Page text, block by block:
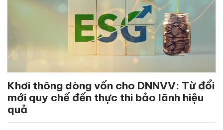
Khơi thông dòng vốn cho DNNVV: Từ đổi
mới quy chế đến thực thi bảo lãnh hiệu
quả